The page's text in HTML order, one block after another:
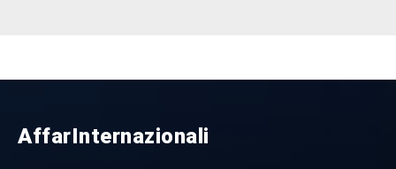
AffarInternazionali